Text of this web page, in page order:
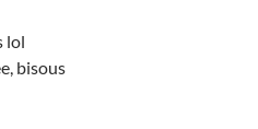
lol
bisous